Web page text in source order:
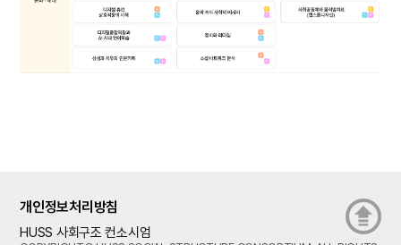
개인정보처리방침
HUSS 사회구조 컨소시엄